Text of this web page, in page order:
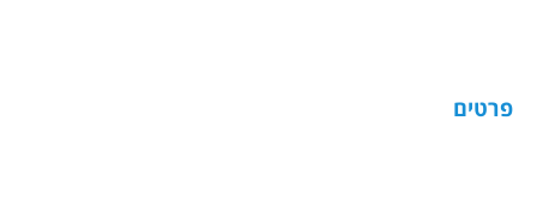
פרטים